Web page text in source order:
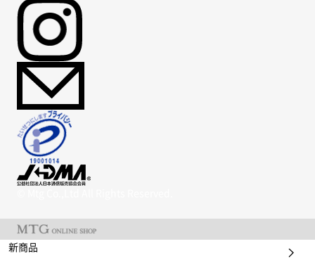
新商品